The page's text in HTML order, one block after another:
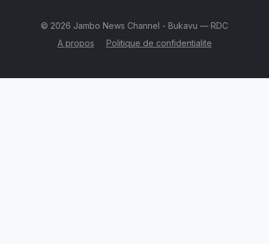
© 2026 Jambo News Channel - Bukavu — RDC
A propos
Politique de confidentialite